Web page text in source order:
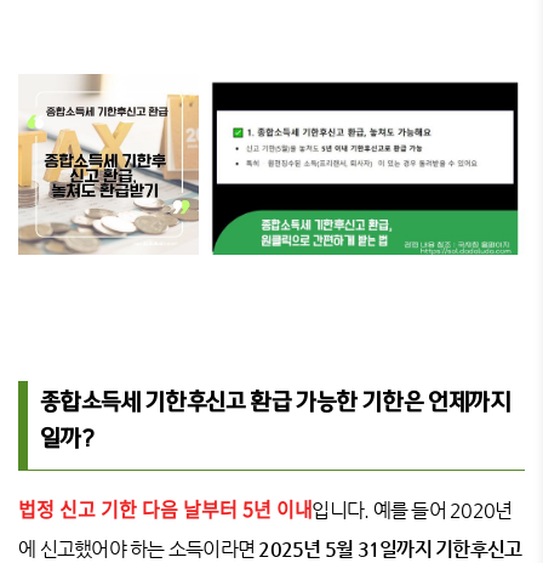
종합소득세 기한후신고 환급 가능한 기한은 언제까지
일까?
법정 신고 기한 다음 날부터 5년 이내입니다. 예를 들어 2020년
에 신고했어야 하는 소득이라면 2025년 5월 31일까지 기한후신고